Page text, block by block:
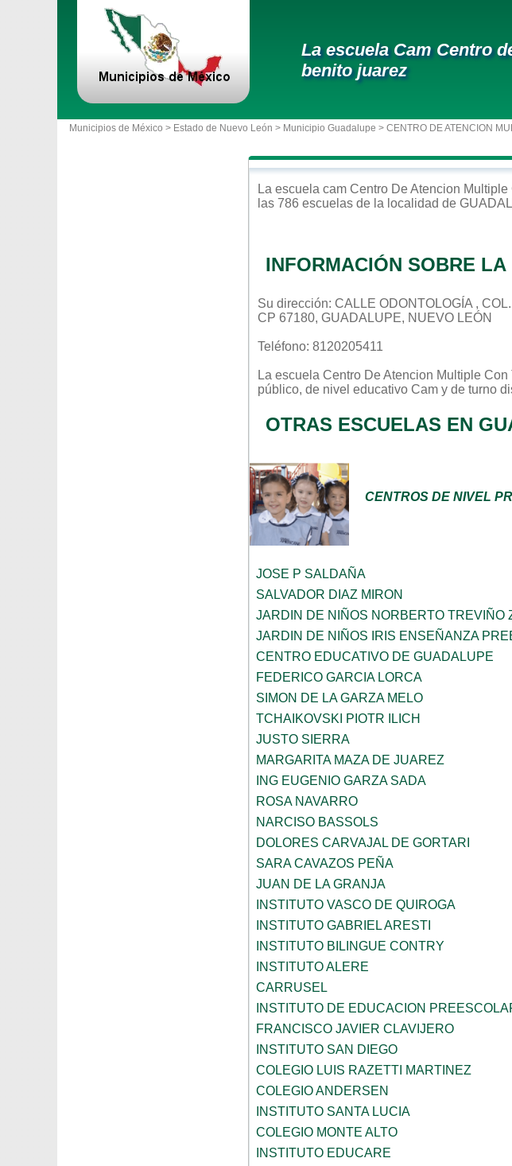
La escuela Cam Centro
benito juarez
Municipios de México > Estado de Nuevo León > Municipio Guadalupe > CENTRO DE ATENCION
La escuela cam Centro De Atencion
las 786 escuelas de la localidad de
INFORMACIÓN SOBRE
Su dirección: CALLE ODONTOLOGÍA ,
CP 67180, GUADALUPE, NUEVO LEÓN
Teléfono: 8120205411
La escuela Centro De Atencion Multiple
público, de nivel educativo Cam y de turno
OTRAS ESCUELAS EN
CENTROS DE NIVEL
JOSE P SALDAÑA
SALVADOR DIAZ MIRON
JARDIN DE NIÑOS NORBERTO TREVIÑO
JARDIN DE NIÑOS IRIS ENSEÑANZA
CENTRO EDUCATIVO DE GUADALUPE
FEDERICO GARCIA LORCA
SIMON DE LA GARZA MELO
TCHAIKOVSKI PIOTR ILICH
JUSTO SIERRA
MARGARITA MAZA DE JUAREZ
ING EUGENIO GARZA SADA
ROSA NAVARRO
NARCISO BASSOLS
DOLORES CARVAJAL DE GORTARI
SARA CAVAZOS PEÑA
JUAN DE LA GRANJA
INSTITUTO VASCO DE QUIROGA
INSTITUTO GABRIEL ARESTI
INSTITUTO BILINGUE CONTRY
INSTITUTO ALERE
CARRUSEL
INSTITUTO DE EDUCACION
FRANCISCO JAVIER CLAVIJERO
INSTITUTO SAN DIEGO
COLEGIO LUIS RAZETTI MARTINEZ
COLEGIO ANDERSEN
INSTITUTO SANTA LUCIA
COLEGIO MONTE ALTO
INSTITUTO EDUCARE